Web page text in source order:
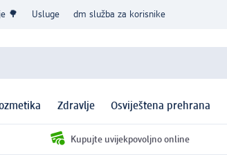
🌳 Usluge dm služba za korisnike
Zdravlje Osviještena prehrana
Kupujte uvijekpovoljno online